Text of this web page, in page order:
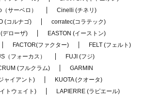
サーベロ）
Cinelli (チネリ)
(コルナゴ)
corratec(コラテック)
デローザ)
EASTON (イーストン)
FACTOR(ファクター)
FELT (フェルト)
（フォーカス）
FUJI (フジ)
(フルクラム)
GARMIN
ャイアント)
KUOTA (クオータ)
トウェイト)
LAPIERRE (ラピエール)